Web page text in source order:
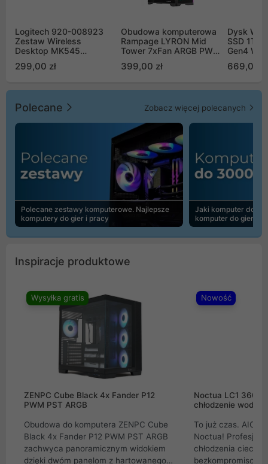
Logitech 920-008923
Zestaw Wireless
Desktop MK545
299,00 zł
Obudowa komputerowa
Rampage LYRON Mid
Tower 7xFan ARGB PWM
399,00 zł
Dysk WD
SSD 1TB
Gen4
669,00
Polecane Zobacz więcej polecanych
Polecane zestawy komputerowe. Najlepsze
komputery do gier i pracy
Jaki komputer do
komputer do gier |
Inspiracje produktowe
Wysyłka gratis
ZENPC Cube Black 4x Fander P12
PWM PST ARGB
Obudowa do komputera ZENPC Cube
Black 4x Fander P12 PWM PST ARGB
zachwyca panoramicznym widokiem
dzięki dwóm panelom z hartowanego
Nowość
Noctua LC1
chłodzenie wodne
To już czas. AIO
Noctua!
chłodzenia cieczą